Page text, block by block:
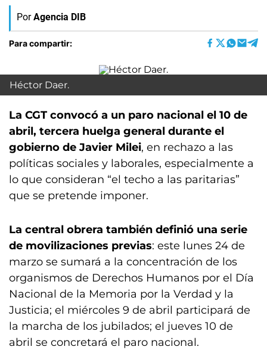
Por Agencia DIB
Para compartir:
Héctor Daer.
La CGT convocó a un paro nacional el 10 de
abril, tercera huelga general durante el
gobierno de Javier Milei, en rechazo a las
políticas sociales y laborales, especialmente a
lo que consideran “el techo a las paritarias”
que se pretende imponer.
La central obrera también definió una serie
de movilizaciones previas: este lunes 24 de
marzo se sumará a la concentración de los
organismos de Derechos Humanos por el Día
Nacional de la Memoria por la Verdad y la
Justicia; el miércoles 9 de abril participará de
la marcha de los jubilados; el jueves 10 de
abril se concretará el paro nacional.